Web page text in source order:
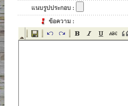
แนบรูปประกอบ :
ข้อความ :